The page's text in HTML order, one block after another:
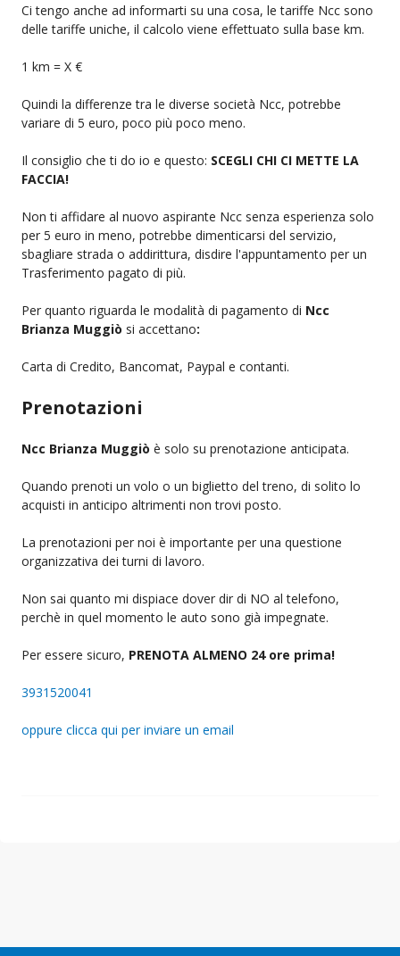
Ci tengo anche ad informarti su una cosa, le tariffe Ncc sono
delle tariffe uniche, il calcolo viene effettuato sulla base km.
1 km = X €
Quindi la differenze tra le diverse società Ncc, potrebbe
variare di 5 euro, poco più poco meno.
Il consiglio che ti do io e questo: SCEGLI CHI CI METTE LA
FACCIA!
Non ti affidare al nuovo aspirante Ncc senza esperienza solo
per 5 euro in meno, potrebbe dimenticarsi del servizio,
sbagliare strada o addirittura, disdire l'appuntamento per un
Trasferimento pagato di più.
Per quanto riguarda le modalità di pagamento di Ncc
Brianza Muggiò si accettano:
Carta di Credito, Bancomat, Paypal e contanti.
Prenotazioni
Ncc Brianza Muggiò è solo su prenotazione anticipata.
Quando prenoti un volo o un biglietto del treno, di solito lo
acquisti in anticipo altrimenti non trovi posto.
La prenotazioni per noi è importante per una questione
organizzativa dei turni di lavoro.
Non sai quanto mi dispiace dover dir di NO al telefono,
perchè in quel momento le auto sono già impegnate.
Per essere sicuro, PRENOTA ALMENO 24 ore prima!
3931520041
oppure clicca qui per inviare un email